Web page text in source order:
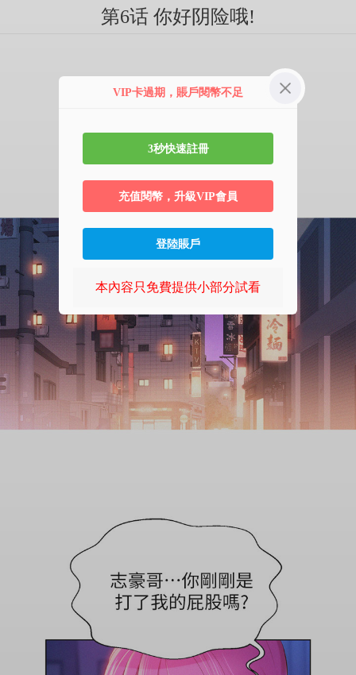
第6话 你好阴险哦!
VIP卡過期，賬戶閱幣不足
3秒快速註冊
充值閱幣，升級VIP會員
登陸賬戶
本內容只免費提供小部分試看